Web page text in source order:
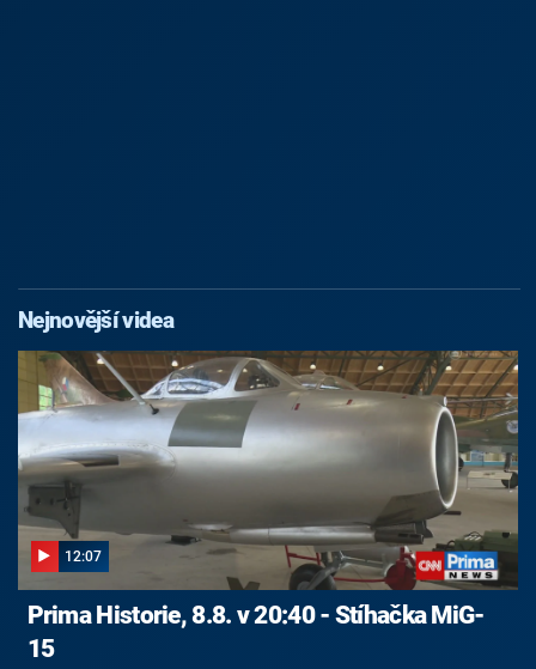
Nejnovější videa
12:07
Prima Historie, 8.8. v 20:40 - Stíhačka MiG-
15